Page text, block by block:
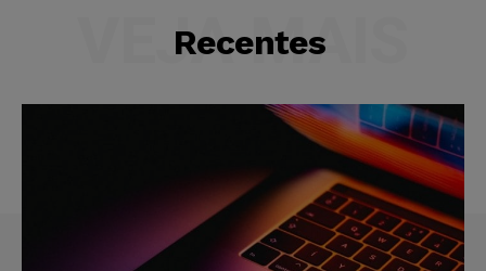
Recentes
VEJA MAIS